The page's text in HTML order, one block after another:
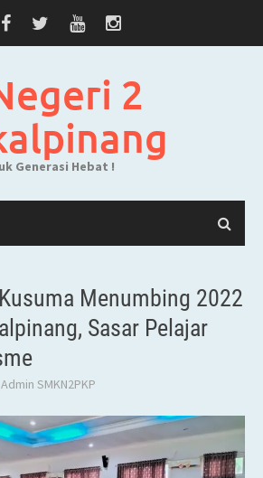
2
Generasi Hebat !
Menumbing 2022
Sasar Pelajar
Admin SMKN2PKP